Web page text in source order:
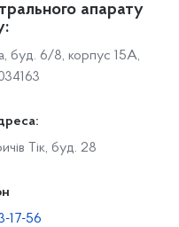
апарату
буд. 6/8, корпус 15А,
Тік, буд. 28
17-56